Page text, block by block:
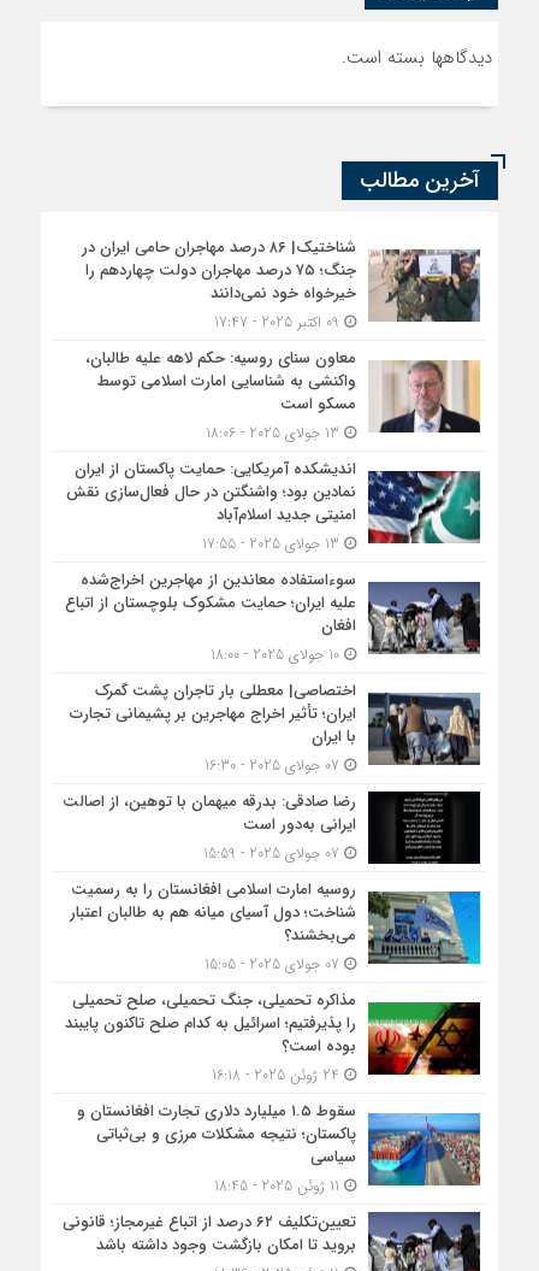
دیدگاهها بسته است.
آخرین مطالب
شناختیک| ۸۶ درصد مهاجران حامی ایران در
جنگ؛ ۷۵ درصد مهاجران دولت چهاردهم را
خیرخواه خود نمی‌دانند
معاون سنای روسیه: حکم لاهه علیه طالبان،
واکنشی به شناسایی امارت اسلامی توسط
مسکو است
اندیشکده آمریکایی: حمایت پاکستان از ایران
نمادین بود؛ واشنگتن در حال فعال‌سازی نقش
امنیتی جدید اسلام‌آباد
سوءاستفاده معاندین از مهاجرین اخراج‌شده
علیه ایران؛ حمایت مشکوک بلوچستان از اتباع
افغان
10 جولای 2025 - 18:00
اختصاصی| معطلی بار تاجران پشت گمرک
ایران؛ تأثیر اخراج مهاجرین بر پشیمانی تجارت
با ایران
رضا صادقی: بدرقه میهمان با توهین، از اصالت
ایرانی به‌دور است
روسیه امارت اسلامی افغانستان را به رسمیت
شناخت؛ دول آسیای میانه هم به طالبان اعتبار
می‎‌بخشند؟
مذاکره تحمیلی، جنگ تحمیلی، صلح تحمیلی
را پذیرفتیم؛ اسرائیل به کدام صلح تاکنون پایبند
بوده است؟
سقوط ۱.۵ میلیارد دلاری تجارت افغانستان و
پاکستان؛ نتیجه مشکلات مرزی و بی‌ثباتی
سیاسی
تعیین‌تکلیف ۶۲ درصد از اتباع غیرمجاز؛ قانونی
بروید تا امکان بازگشت وجود داشته باشد